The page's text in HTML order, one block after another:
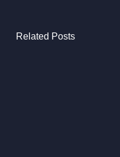
Related Posts